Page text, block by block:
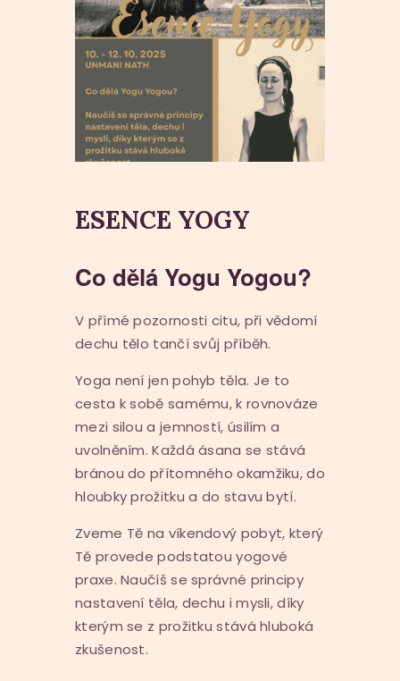
ESENCE YOGY
Co dělá Yogu Yogou?
V přímé pozornosti citu, při vědomí
dechu tělo tančí svůj příběh.
Yoga není jen pohyb těla. Je to
cesta k sobě samému, k rovnováze
mezi silou a jemností, úsilím a
uvolněním. Každá ásana se stává
bránou do přítomného okamžiku, do
hloubky prožitku a do stavu bytí.
Zveme Tě na víkendový pobyt, který
Tě provede podstatou yogové
praxe. Naučíš se správné principy
nastavení těla, dechu i mysli, díky
kterým se z prožitku stává hluboká
zkušenost.